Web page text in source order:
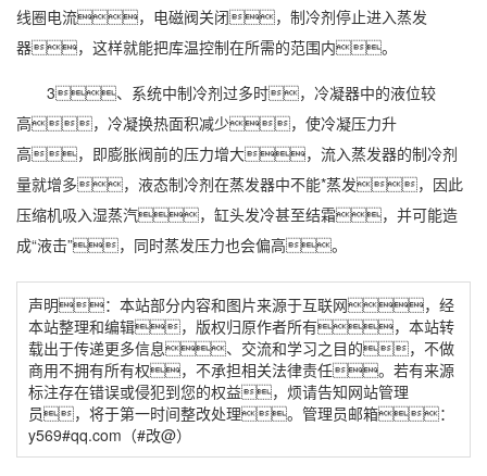
线圈电流，电磁阀关闭，制冷剂停止进入蒸发
器，这样就能把库温控制在所需的范围内。
3、系统中制冷剂过多时，冷凝器中的液位较
高，冷凝换热面积减少，使冷凝压力升
高，即膨胀阀前的压力增大，流入蒸发器的制冷剂
量就增多，液态制冷剂在蒸发器中不能*蒸发，因此
压缩机吸入湿蒸汽，缸头发冷甚至结霜，并可能造
成“液击”，同时蒸发压力也会偏高。
声明：本站部分内容和图片来源于互联网，经
本站整理和编辑，版权归原作者所有，本站转
载出于传递更多信息、交流和学习之目的，不做
商用不拥有所有权，不承担相关法律责任。若有来源
标注存在错误或侵犯到您的权益，烦请告知网站管理
员，将于第一时间整改处理。管理员邮箱：
y569#qq.com（#改@）